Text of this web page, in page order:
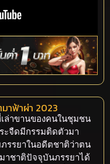
าฟ้าผ่า 2023
ล่าขานของคนในชุมชน
ะจืดมีกรรมติดตัวมา
รรยาในอดีตชาติว่าตน
าชาติปัจจุบันภรรยาได้